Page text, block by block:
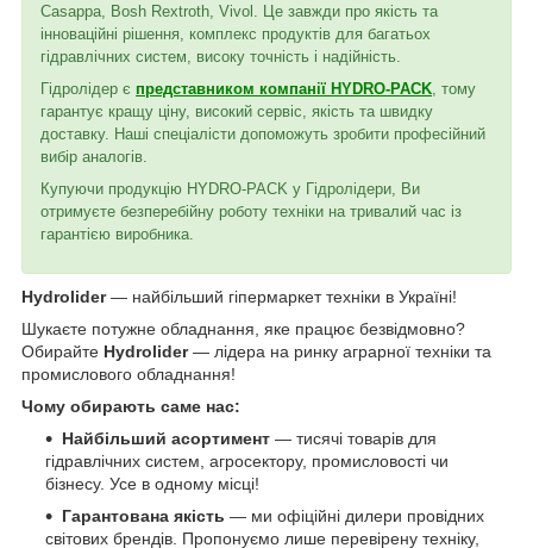
Casappa, Bosh Rextroth, Vivol. Це завжди про якість та
інноваційні рішення, комплекс продуктів для багатьох
гідравлічних систем, високу точність і надійність.
Гідролідер є представником компанії HYDRO-PACK , тому
гарантує кращу ціну, високий сервіс, якість та швидку
доставку. Наші спеціалісти допоможуть зробити професійний
вибір аналогів.
Купуючи продукцію HYDRO-PACK у Гідролідери, Ви
отримуєте безперебійну роботу техніки на тривалий час із
гарантією виробника.
Hydrolider— найбільший гіпермаркет техніки в Україні!
Шукаєте потужне обладнання, яке працює безвідмовно?
Обирайте Hydrolider— лідера на ринку аграрної техніки та
промислового обладнання!
Чому обирають саме нас:
Найбільший асортимент — тисячі товарів для
гідравлічних систем, агросектору, промисловості чи
бізнесу. Усе в одному місці!
Гарантована якість — ми офіційні дилери провідних
світових брендів. Пропонуємо лише перевірену техніку,